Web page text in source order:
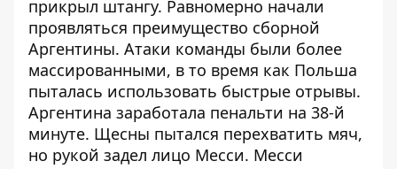
прикрыл штангу. Равномерно начали
проявляться преимущество сборной
Аргентины. Атаки команды были более
массированными, в то время как Польша
пыталась использовать быстрые отрывы.
Аргентина заработала пенальти на 38-й
минуте. Щесны пытался перехватить мяч,
но рукой задел лицо Месси. Месси